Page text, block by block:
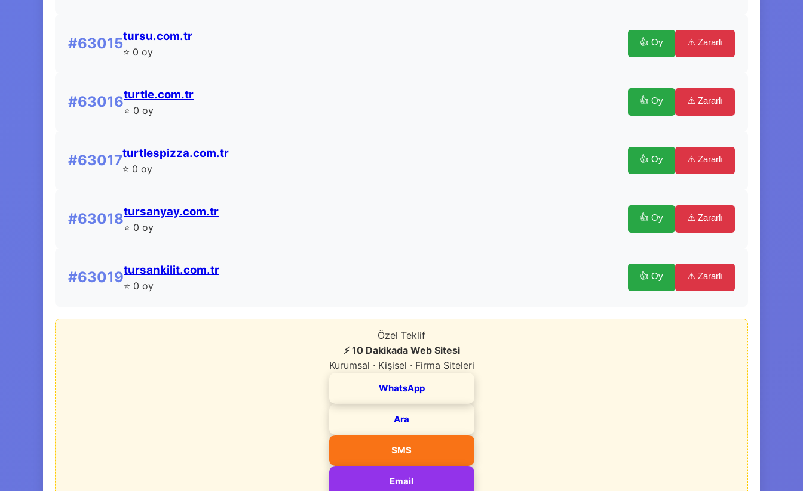
#63015tursu.com.tr
⭐ 0 oy
👍 Oy ⚠️ Zararlı
#63016turtle.com.tr
⭐ 0 oy
👍 Oy ⚠️ Zararlı
#63017turtlespizza.com.tr
⭐ 0 oy
👍 Oy ⚠️ Zararlı
#63018tursanyay.com.tr
⭐ 0 oy
👍 Oy ⚠️ Zararlı
#63019tursankilit.com.tr
⭐ 0 oy
👍 Oy ⚠️ Zararlı
Özel Teklif
⚡ 10 Dakikada Web Sitesi
Kurumsal · Kişisel · Firma Siteleri
WhatsApp
Ara
SMS
Email